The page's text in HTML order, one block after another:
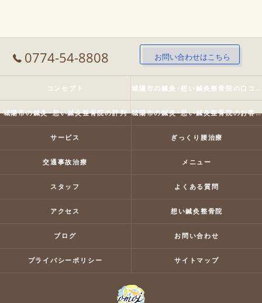
0774-54-8808 お問い合わせはこちら
コンセプト 城陽市の鍼灸･想い鍼灸整骨院の口コミ情報
城陽市の鍼灸･想い鍼灸整骨院の評判 城陽市の鍼灸･想い鍼灸整骨院のお客様の声
サービス ぎっくり腰治療
交通事故治療 メニュー
スタッフ よくある質問
アクセス 想い鍼灸整骨院
ブログ お問い合わせ
プライバシーポリシー サイトマップ